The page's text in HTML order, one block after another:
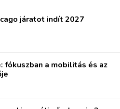
járatot indít 2027
fókuszban a mobilitás és az